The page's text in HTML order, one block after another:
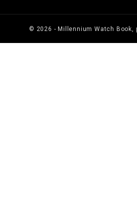
© 2026 - Millennium Watch Book,